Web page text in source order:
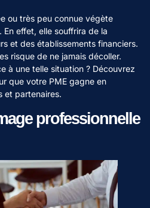
ou très peu connue végète
effet, elle souffrira de la
et des établissements financiers.
risque de ne jamais décoller.
à une telle situation ? Découvrez
que votre PME gagne en
et partenaires.
professionnelle